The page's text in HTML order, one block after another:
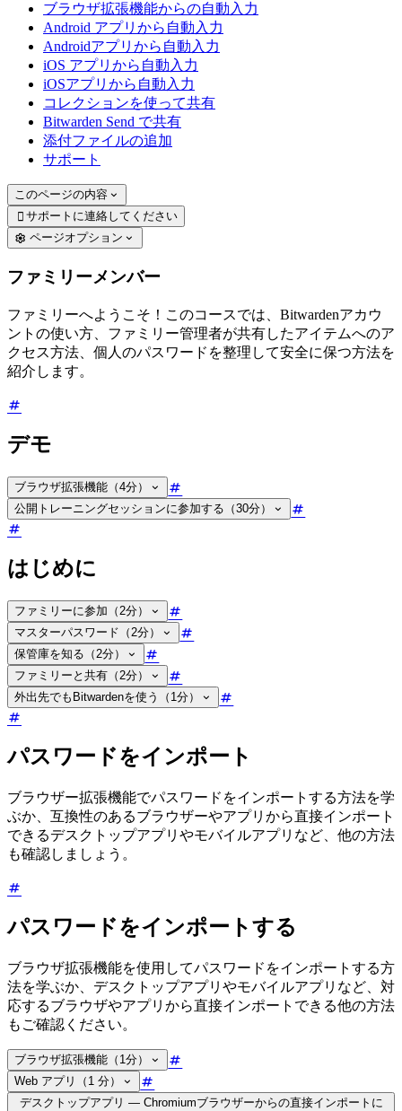
ブラウザ拡張機能からの自動入力
Android アプリから自動入力
Androidアプリから自動入力
iOS アプリから自動入力
iOSアプリから自動入力
コレクションを使って共有
Bitwarden Send で共有
添付ファイルの追加
サポート
このページの内容
 サポートに連絡してください
ページオプション
ファミリーメンバー
ファミリーへようこそ！このコースでは、Bitwardenアカウ
ントの使い方、ファミリー管理者が共有したアイテムへのア
クセス方法、個人のパスワードを整理して安全に保つ方法を
紹介します。
デモ
ブラウザ拡張機能（4分）
公開トレーニングセッションに参加する（30分）
はじめに
ファミリーに参加（2分）
マスターパスワード（2分）
保管庫を知る（2分）
ファミリーと共有（2分）
外出先でもBitwardenを使う（1分）
パスワードをインポート
ブラウザー拡張機能でパスワードをインポートする方法を学
ぶか、互換性のあるブラウザーやアプリから直接インポート
できるデスクトップアプリやモバイルアプリなど、他の方法
も確認しましょう。
パスワードをインポートする
ブラウザ拡張機能を使用してパスワードをインポートする方
法を学ぶか、デスクトップアプリやモバイルアプリなど、対
応するブラウザやアプリから直接インポートできる他の方法
もご確認ください。
ブラウザ拡張機能（1分）
Web アプリ（1 分）
デスクトップアプリ — Chromiumブラウザーからの直接インポートに